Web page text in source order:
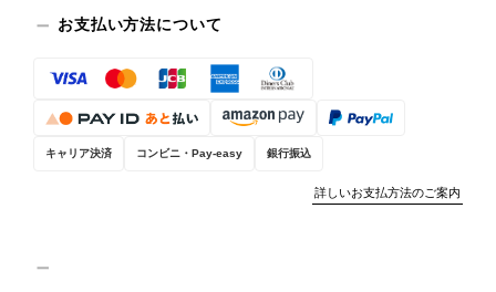
態が確認された場合には、当店の検品
検品方法と状態の伝え方を改めて見直
し、全スタッフで共有してまいりま
す。 オンラインでも安心して商品を
態確認とご案内に努めてまいります。
お支払い方法について
キャリア決済 コンビニ・Pay-easy 銀行振込
詳しいお支払方法のご案内